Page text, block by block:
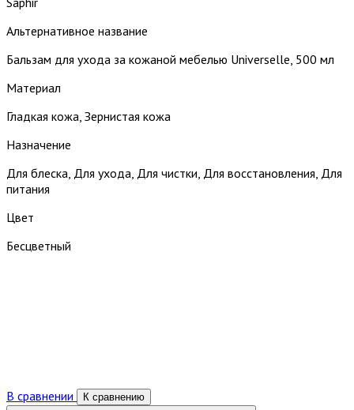
Альтернативное название
Бальзам для ухода за кожаной мебелью Universelle, 500 мл
Материал
Гладкая кожа, Зернистая кожа
Назначение
Для блеска, Для ухода, Для чистки, Для восстановления, Для
питания
Цвет
Бесцветный
В сравнении К сравнению